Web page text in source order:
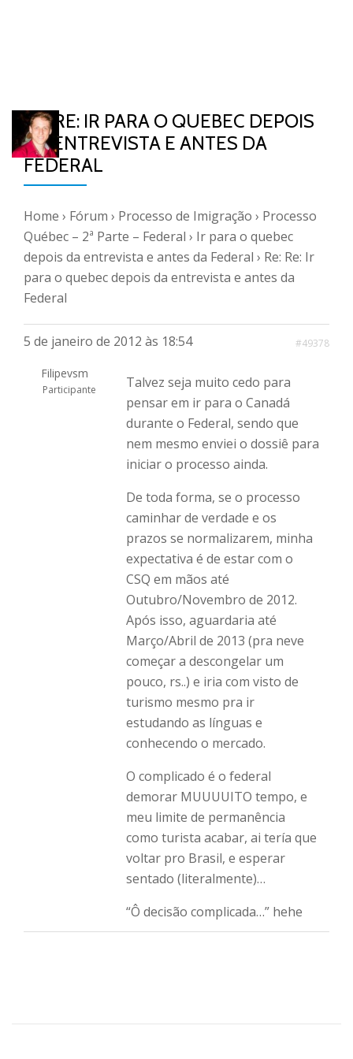
RE: RE: IR PARA O QUEBEC DEPOIS
DA ENTREVISTA E ANTES DA
FEDERAL
Home › Fórum › Processo de Imigração › Processo
Québec – 2ª Parte – Federal › Ir para o quebec
depois da entrevista e antes da Federal › Re: Re: Ir
para o quebec depois da entrevista e antes da
Federal
5 de janeiro de 2012 às 18:54 #49378
Filipevsm
Participante
Talvez seja muito cedo para
pensar em ir para o Canadá
durante o Federal, sendo que
nem mesmo enviei o dossiê para
iniciar o processo ainda.
De toda forma, se o processo
caminhar de verdade e os
prazos se normalizarem, minha
expectativa é de estar com o
CSQ em mãos até
Outubro/Novembro de 2012.
Após isso, aguardaria até
Março/Abril de 2013 (pra neve
começar a descongelar um
pouco, rs..) e iria com visto de
turismo mesmo pra ir
estudando as línguas e
conhecendo o mercado.
O complicado é o federal
demorar MUUUUITO tempo, e
meu limite de permanência
como turista acabar, ai tería que
voltar pro Brasil, e esperar
sentado (literalmente)…
“Ô decisão complicada…” hehe